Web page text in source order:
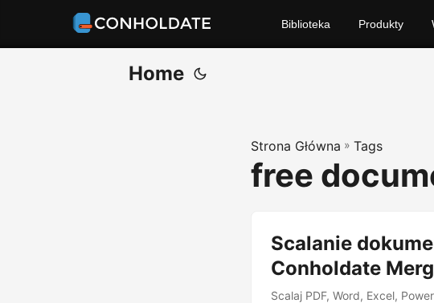
Biblioteka Produkty
Home
Strona Główna » Tags
free
Scalanie
Conholdate
Scalaj PDF, Word, Excel,